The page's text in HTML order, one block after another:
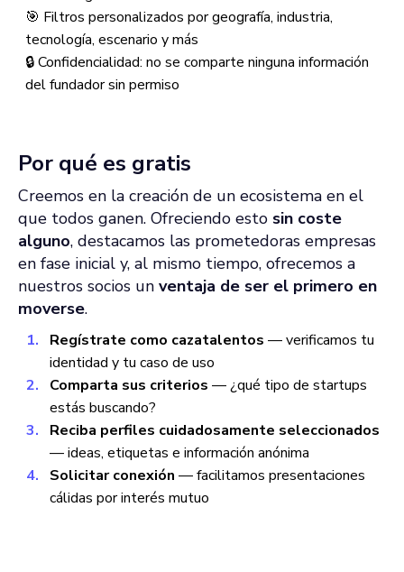
🎯 Filtros personalizados por geografía, industria,
tecnología, escenario y más
🔒 Confidencialidad: no se comparte ninguna información
del fundador sin permiso
Por qué es gratis
Creemos en la creación de un ecosistema en el
que todos ganen. Ofreciendo esto sin coste
alguno, destacamos las prometedoras empresas
en fase inicial y, al mismo tiempo, ofrecemos a
nuestros socios un ventaja de ser el primero en
moverse.
Regístrate como cazatalentos — verificamos tu
identidad y tu caso de uso
Comparta sus criterios — ¿qué tipo de startups
estás buscando?
Reciba perfiles cuidadosamente seleccionados
— ideas, etiquetas e información anónima
Solicitar conexión — facilitamos presentaciones
cálidas por interés mutuo